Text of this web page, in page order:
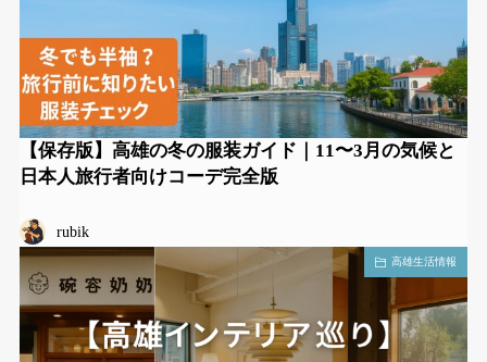
【保存版】高雄の冬の服装ガイド｜11〜3月の気候と
日本人旅行者向けコーデ完全版
rubik
高雄生活情報